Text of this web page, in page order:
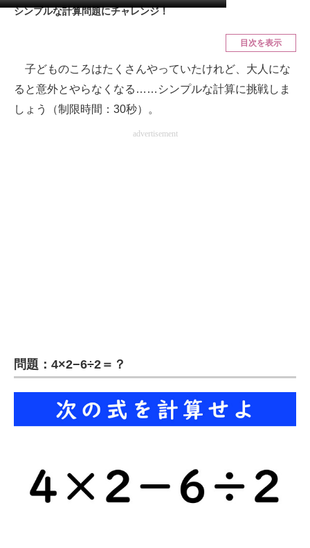
ITの今と未来を見通す
スマホと通信の最新トレンド
進化するPCとデバイスの未来
企業向けIT製品の総合サイト
IT製品の技術・比較・事例
エレクトロニクス専門サイト
シンプルな計算問題にチャレンジ！
目次を表示
子どものころはたくさんやっていたけれど、大人にな
ると意外とやらなくなる……シンプルな計算に挑戦しま
しょう（制限時間：30秒）。
advertisement
問題：4×2−6÷2＝？